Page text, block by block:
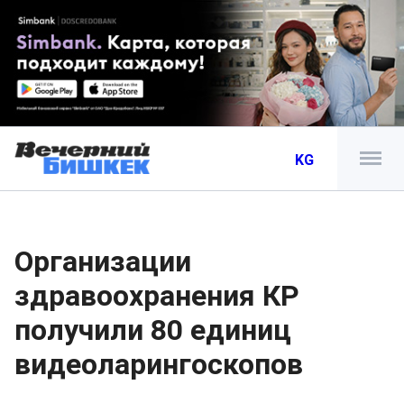
KG
Организации
здравоохранения КР
получили 80 единиц
видеоларингоскопов